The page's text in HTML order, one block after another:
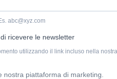
abc@xyz.com
ricevere le newsletter
utilizzando il link incluso nella nostra
nostra piattaforma di marketing.